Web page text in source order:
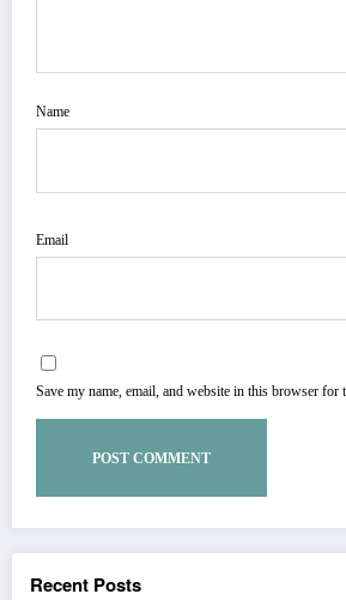
Name
Email
Save my name, email, and website in this browser for
Recent Posts